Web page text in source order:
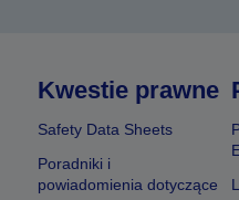
Kwestie prawne
Safety Data Sheets
Poradniki i
powiadomienia dotyczące